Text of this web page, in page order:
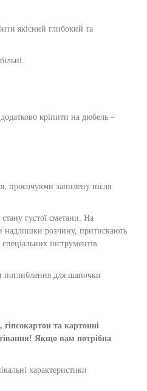
якісний глибокий та
кріпити на дюбель –
просочуючи запилену після
густої сметани. На
надлишки розчину, притискають
інструментів
поглиблення для шапочки
та картонні
Якщо вам потрібна
характеристики